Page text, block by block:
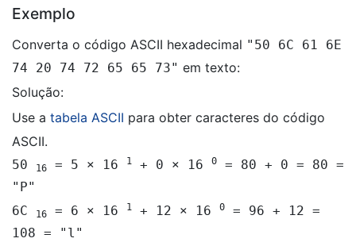
Exemplo
Converta o código ASCII hexadecimal "50 6C 61 6E
74 20 74 72 65 65 73" em texto:
Solução:
Use a tabela ASCII para obter caracteres do código
ASCII.
50 16 = 5 × 16 1 + 0 × 16 0
= 80 + 0 = 80 =
"P"
6C
16 = 6 × 16 1 + 12 × 16 0
= 96 + 12 =
108 = "l"